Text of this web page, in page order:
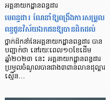
អគ្គនាយកដ្ឋានពន្ធដារ
មេពន្ធដារ ណែនាំឱ្យពង្រឹងការសម្រួល
ពន្ធជូនវិស័យឯកជនឱ្យបានដិតដល់
ថ្នាក់ដឹកនាំនៃអគ្គនាយកដ្ឋានពន្ធដារ បាន
បញ្ជាក់ថា នៅរយៈពេល១០ខែដើម
ឆ្នាំ២០២៣ នេះ អគ្គនាយកដ្ឋានពន្ធដារ
ប្រមូលចំណូលបានជាង៣ពាន់លានដុល្លារ
ស្មើន…